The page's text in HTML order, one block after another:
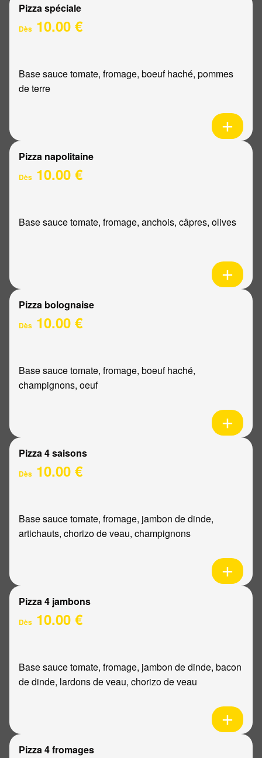
Pizza spéciale
Dès 10.00 €
Base sauce tomate, fromage, boeuf haché, pommes
de terre
Pizza napolitaine
Dès 10.00 €
Base sauce tomate, fromage, anchois, câpres, olives
Pizza bolognaise
Dès 10.00 €
Base sauce tomate, fromage, boeuf haché,
champignons, oeuf
Pizza 4 saisons
Dès 10.00 €
Base sauce tomate, fromage, jambon de dinde,
artichauts, chorizo de veau, champignons
Pizza 4 jambons
Dès 10.00 €
Base sauce tomate, fromage, jambon de dinde, bacon
de dinde, lardons de veau, chorizo de veau
Pizza 4 fromages